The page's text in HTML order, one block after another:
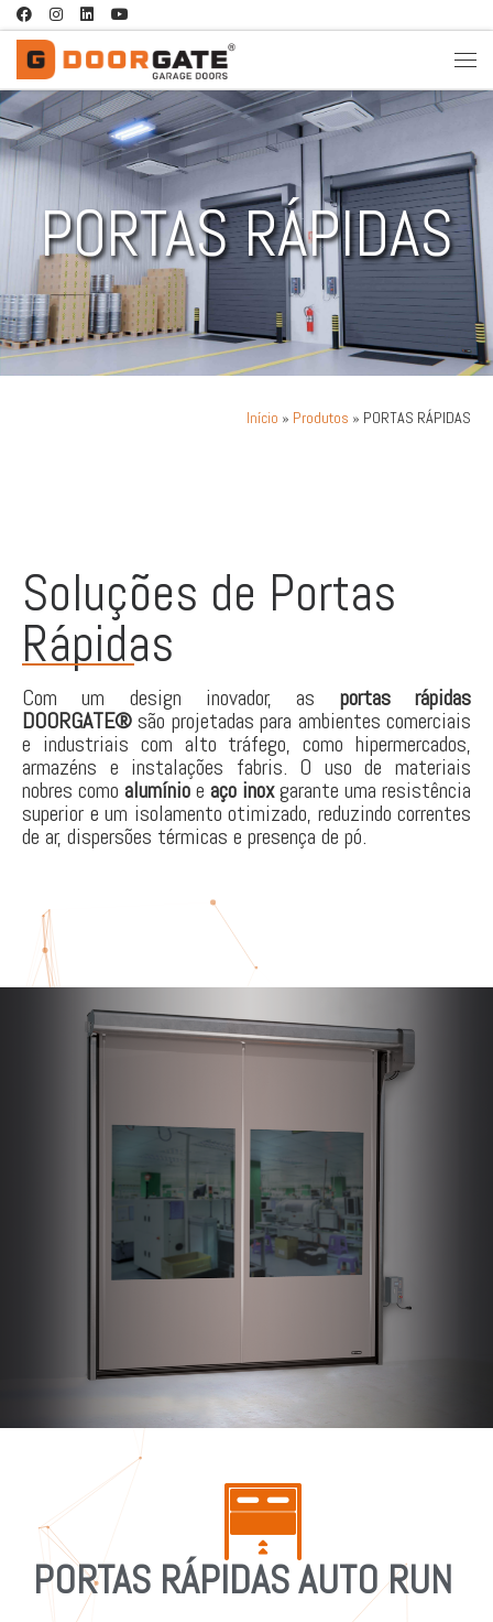
Skip to content
PORTAS RÁPIDAS
Início » Produtos » PORTAS RÁPIDAS
Soluções de Portas
Rápidas
Com um design inovador, as portas rápidas
DOORGATE®são projetadas para ambientes comerciais
e industriais com alto tráfego, como hipermercados,
armazéns e instalações fabris. O uso de materiais
nobres como alumínioe aço inoxgarante uma resistência
superior e um isolamento otimizado, reduzindo correntes
de ar, dispersões térmicas e presença de pó.
PORTAS RÁPIDAS AUTO RUN